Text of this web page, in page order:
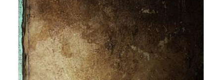
CONTATTI
CHI SIAMO
DOWNLOAD
RICERCA